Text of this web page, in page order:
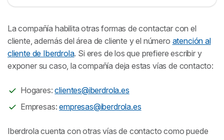
La compañía habilita otras formas de contactar con el
cliente, además del área de cliente y el número atención al
cliente de Iberdrola. Si eres de los que prefiere escribir y
exponer su caso, la compañía deja estas vías de contacto:
Hogares:clientes@iberdrola.es
Empresas:empresas@iberdrola.es
Iberdrola cuenta con otras vías de contacto como puede